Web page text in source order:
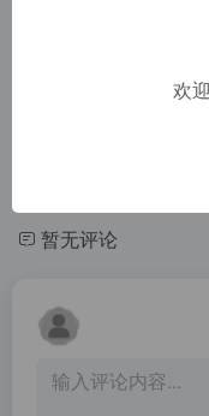
暂无评论
欢